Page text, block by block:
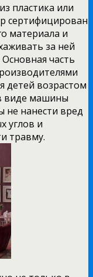
пластика или
сертифицирован
материала и
за ней
часть
детей возрастом
виде машины
не нанести вред
углов и
травму.